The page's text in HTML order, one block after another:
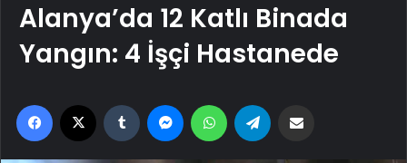
Alanya’da 12 Katlı Binada
Yangın: 4 İşçi Hastanede
Facebook Tumblr MessengerWhatsApp